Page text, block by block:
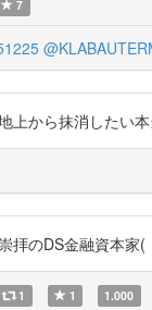
7
上から抹消したい
拝のDS金融資本家(
1 1 1.000